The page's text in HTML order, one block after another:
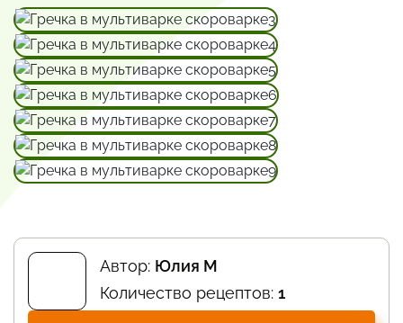
Автор: Юлия М
Количество рецептов: 1